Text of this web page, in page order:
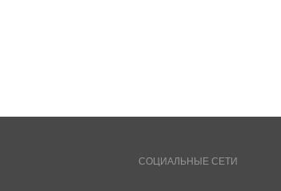
СОЦИАЛЬНЫЕ СЕТИ